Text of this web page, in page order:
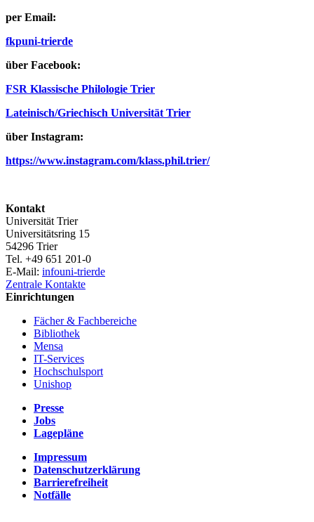
per Email:
fkpuni-trierde
über Facebook:
FSR Klassische Philologie Trier
Lateinisch/Griechisch Universität Trier
über Instagram:
https://www.instagram.com/klass.phil.trier/
Kontakt
Universität Trier
Universitätsring 15
54296 Trier
Tel. +49 651 201-0
E-Mail: infouni-trierde
Zentrale Kontakte
Einrichtungen
Fächer & Fachbereiche
Bibliothek
Mensa
IT-Services
Hochschulsport
Unishop
Presse
Jobs
Lagepläne
Impressum
Datenschutzerklärung
Barrierefreiheit
Notfälle